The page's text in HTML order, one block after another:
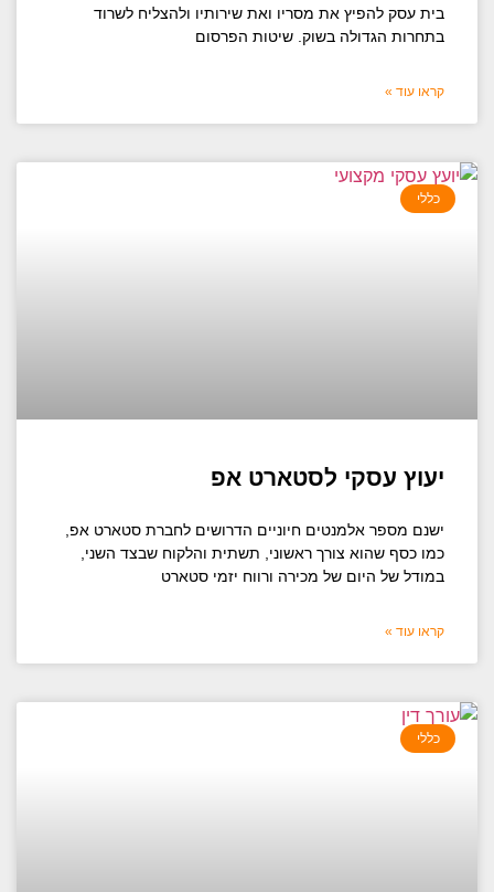
בית עסק להפיץ את מסריו ואת שירותיו ולהצליח לשרוד
בתחרות הגדולה בשוק. שיטות הפרסום
קראו עוד »
כללי
יעוץ עסקי לסטארט אפ
ישנם מספר אלמנטים חיוניים הדרושים לחברת סטארט אפ,
כמו כסף שהוא צורך ראשוני, תשתית והלקוח שבצד השני,
במודל של היום של מכירה ורווח יזמי סטארט
קראו עוד »
כללי